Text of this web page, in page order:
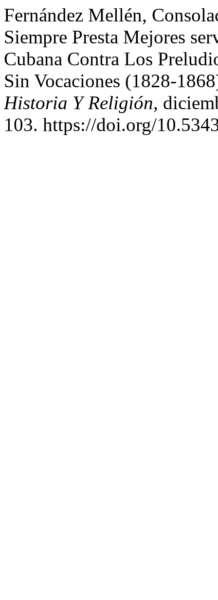
Fernández Mellén,
Siempre Presta Mejores
Cubana Contra Los
Sin Vocaciones (1828-
Historia Y Religión,
103. https://doi.org/